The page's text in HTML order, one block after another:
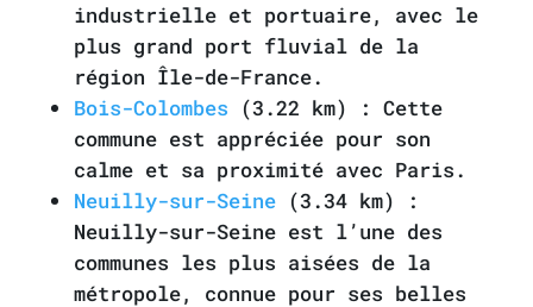
industrielle et portuaire, avec le
plus grand port fluvial de la
région Île-de-France.
Bois-Colombes (3.22 km) : Cette
commune est appréciée pour son
calme et sa proximité avec Paris.
Neuilly-sur-Seine(3.34 km) :
Neuilly-sur-Seine est l’une des
communes les plus aisées de la
métropole, connue pour ses belles